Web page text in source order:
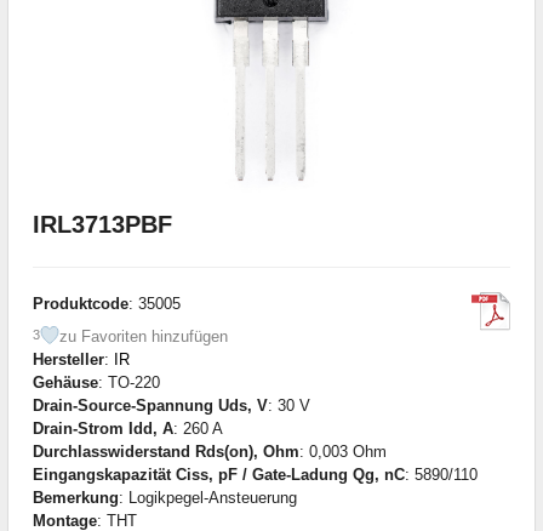
IRL3713PBF
Produktcode: 35005
3
zu Favoriten hinzufügen
Hersteller: IR
Gehäuse: TO-220
Drain-Source-Spannung Uds, V: 30 V
Drain-Strom Idd, A: 260 A
Durchlasswiderstand Rds(on), Ohm: 0,003 Ohm
Eingangskapazität Ciss, pF / Gate-Ladung Qg, nC: 5890/110
Bemerkung: Logikpegel-Ansteuerung
Montage: THT